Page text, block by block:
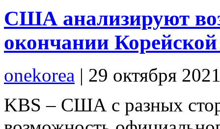
США анализируют
окончании
onekorea | 29 октября
KBS – США с разных